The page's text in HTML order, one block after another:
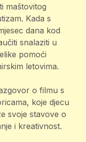
maštovitog
Kada s
dana kod
snalaziti u
pomoći
letovima.
o filmu s
koje djecu
svoje stavove o
i kreativnost.